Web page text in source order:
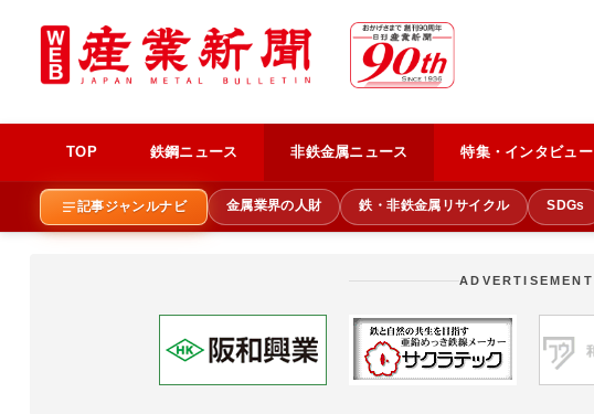
TOP 鉄鋼ニュース 非鉄金属ニュース 特集・インタビュー
記事ジャンルナビ 金属業界の人財 鉄・非鉄金属リサイクル SDGs
ADVERTISEMENT